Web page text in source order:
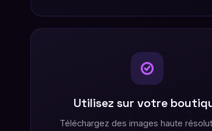
Utilisez sur votre
Téléchargez des images haute